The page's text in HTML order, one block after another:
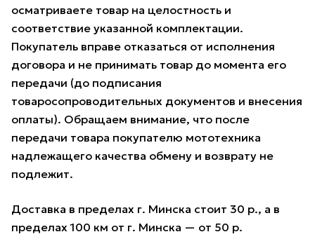
осматриваете товар на целостность и
соответствие указанной комплектации.
Покупатель вправе отказаться от исполнения
договора и не принимать товар до момента его
передачи (до подписания
товаросопроводительных документов и внесения
оплаты). Обращаем внимание, что после
передачи товара покупателю мототехника
надлежащего качества обмену и возврату не
подлежит.
Доставка в пределах г. Минска стоит 30 р., а в
пределах 100 км от г. Минска — от 50 р.